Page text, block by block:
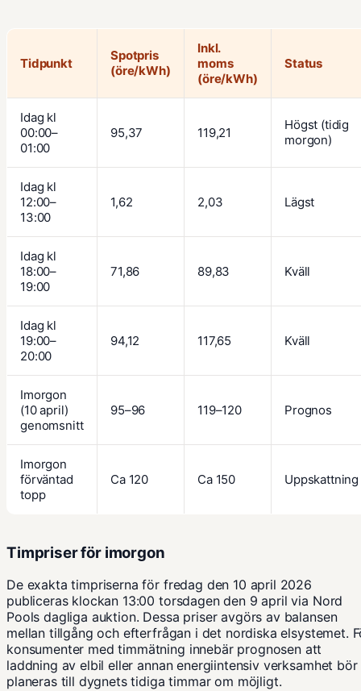
Tidpunkt
Spotpris
(öre/kWh)
Inkl.
moms
(öre/kWh)
Status
Idag kl
00:00–
01:00
95,37 119,21
Högst (tidig
morgon)
Idag kl
12:00–
13:00
1,62 2,03 Lägst
Idag kl
18:00–
19:00
71,86 89,83 Kväll
Idag kl
19:00–
20:00
94,12 117,65 Kväll
Imorgon
(10 april)
genomsnitt
95–96 119–120 Prognos
Imorgon
förväntad
topp
Ca 120 Ca 150 Uppskattning
Timpriser för imorgon
De exakta timpriserna för fredag den 10 april 2026
publiceras klockan 13:00 torsdagen den 9 april via Nord
Pools dagliga auktion. Dessa priser avgörs av balansen
mellan tillgång och efterfrågan i det nordiska elsystemet.
konsumenter med timmätning innebär prognosen att
laddning av elbil eller annan energiintensiv verksamhet bör
planeras till dygnets tidiga timmar om möjligt.